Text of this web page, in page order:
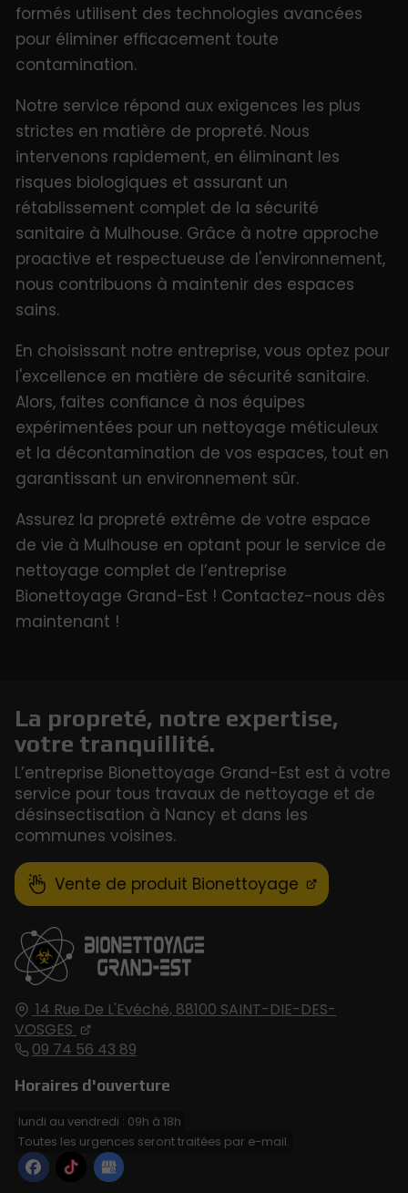
formés utilisent des technologies avancées
pour éliminer efficacement toute
contamination.
Notre service répond aux exigences les plus
strictes en matière de propreté. Nous
intervenons rapidement, en éliminant les
risques biologiques et assurant un
rétablissement complet de la sécurité
sanitaire à Mulhouse. Grâce à notre approche
proactive et respectueuse de l'environnement,
nous contribuons à maintenir des espaces
sains.
En choisissant notre entreprise, vous optez pour
l'excellence en matière de sécurité sanitaire.
Alors, faites confiance à nos équipes
expérimentées pour un nettoyage méticuleux
et la décontamination de vos espaces, tout en
garantissant un environnement sûr.
Assurez la propreté extrême de votre espace
de vie à Mulhouse en optant pour le service de
nettoyage complet de l’entreprise
Bionettoyage Grand-Est ! Contactez-nous dès
maintenant !
14 Rue De L'Evéché, 88100 SAINT-DIE-DES-
VOSGES
09 74 56 43 89
Horaires d'ouverture
lundi au vendredi : 09h à 18h
Toutes les urgences seront traitées par e-mail.
La propreté, notre expertise,
votre tranquillité.
L’entreprise Bionettoyage Grand-Est est à votre
service pour tous travaux de nettoyage et de
désinsectisation à Nancy et dans les
communes voisines.
Vente de produit Bionettoyage